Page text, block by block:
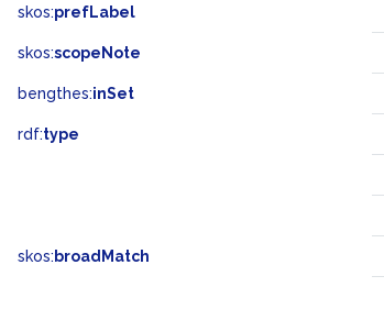
skos:prefLabel
skos:scopeNote
bengthes:inSet
rdf:type
skos: broadMatch